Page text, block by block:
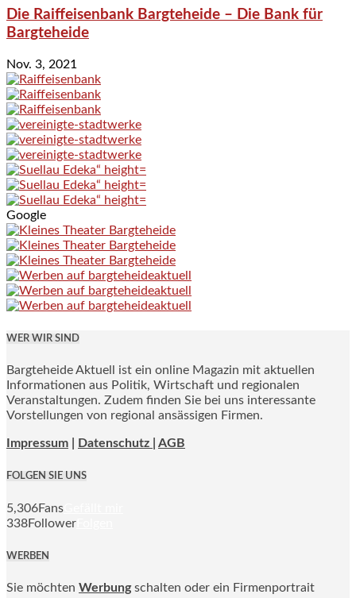
Die Raiffeisenbank Bargteheide – Die Bank für
Bargteheide
Nov. 3, 2021
Google
WER WIR SIND
Bargteheide Aktuell ist ein online Magazin mit aktuellen
Informationen aus Politik, Wirtschaft und regionalen
Veranstaltungen. Zudem finden Sie bei uns interessante
Vorstellungen von regional ansässigen Firmen.
Impressum Datenschutz | AGB
FOLGEN SIE UNS
5,306Fans
338Follower
WERBEN
Sie möchten Werbung schalten oder ein Firmenportrait